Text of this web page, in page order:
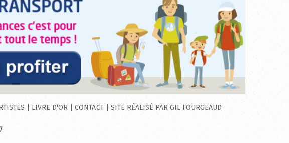
LIVRE D'OR CONTACT SITE RÉALISÉ PAR GIL FOURGEAUD